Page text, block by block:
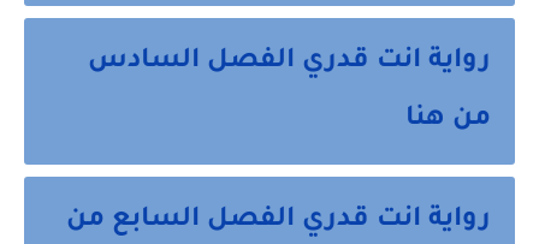
رواية انت قدري الفصل السادس
من هنا
رواية انت قدري الفصل السابع من